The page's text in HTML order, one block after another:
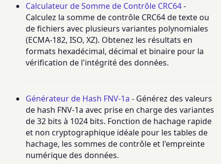
Calculateur de Somme de Contrôle CRC64-
Calculez la somme de contrôle CRC64 de texte ou
de fichiers avec plusieurs variantes polynomiales
(ECMA-182, ISO, XZ). Obtenez les résultats en
formats hexadécimal, décimal et binaire pour la
vérification de l'intégrité des données.
Générateur de Hash FNV-1a - Générez des valeurs
de hash FNV-1a avec prise en charge des variantes
de 32 bits à 1024 bits. Fonction de hachage rapide
et non cryptographique idéale pour les tables de
hachage, les sommes de contrôle et l'empreinte
numérique des données.